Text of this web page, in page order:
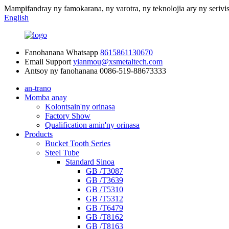
Mampifandray ny famokarana, ny varotra, ny teknolojia ary ny
English
Fanohanana Whatsapp 8615861130670
Email Support yianmou@xsmetaltech.com
Antsoy ny fanohanana 0086-519-88673333
an-trano
Momba anay
Kolontsain'ny orinasa
Factory Show
Qualification amin'ny orinasa
Products
Bucket Tooth Series
Steel Tube
Standard Sinoa
GB /T3087
GB /T3639
GB /T5310
GB /T5312
GB /T6479
GB /T8162
GB /T8163